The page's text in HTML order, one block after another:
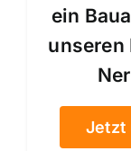
ein
unseren
Jetzt